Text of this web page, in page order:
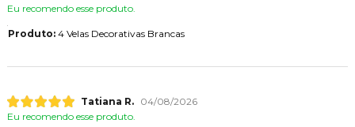
Eu recomendo esse produto.
Produto:4 Velas Decorativas Brancas
Tatiana R.
04/08/2026
Eu recomendo esse produto.